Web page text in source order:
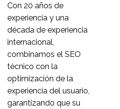
de
de 0
es
las
2
0
de
Con 20 años de
experiencia y una
década de experiencia
internacional,
combinamos el SEO
técnico con la
optimización de la
experiencia del usuario,
garantizando que su